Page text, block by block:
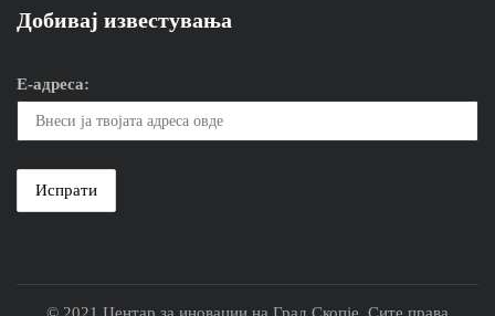
Добивај известувања
Е-адреса: